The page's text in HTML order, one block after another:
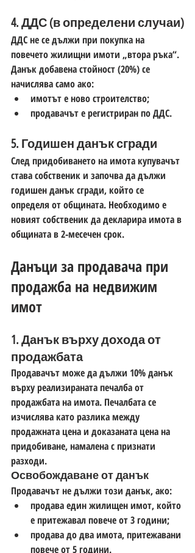
4. ДДС (в определени случаи)
ДДС не се дължи при покупка на
повечето жилищни имоти „втора ръка“.
Данък добавена стойност (20%) се
начислява само ако:
имотът е ново строителство;
продавачът е регистриран по ДДС.
5. Годишен данък сгради
След придобиването на имота купувачът
става собственик и започва да дължи
годишен данък сгради, който се
определя от общината. Необходимо е
новият собственик да декларира имота в
общината в 2‑месечен срок.
Данъци за продавача при
продажба на недвижим
имот
1. Данък върху дохода от
продажбата
Продавачът може да дължи 10% данък
върху реализираната печалба от
продажбата на имота. Печалбата се
изчислява като разлика между
продажната цена и доказаната цена на
придобиване, намалена с признати
разходи.
Освобождаване от данък
Продавачът не дължи този данък, ако:
продава един жилищен имот, който
е притежавал повече от 3 години;
продава до два имота, притежавани
повече от 5 години.